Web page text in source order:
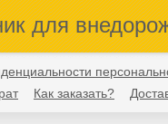
для
Как заказать?